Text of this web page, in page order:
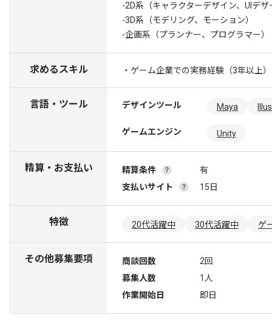
-2D系（キャラクターデザイン、UIデザ
-3D系（モデリング、モーション）
-企画系（プランナー、プログラマー）
求めるスキル ・ゲーム企業での実務経験（3年以上）
言語・ツール デザインツール Maya
ゲームエンジン Unity
精算・お支払い 精算条件
有
支払いサイト
15日
特徴 20代活躍中 30代活躍中 ゲ
その他募集要項 商談回数
2回
募集人数
1人
作業開始日
即日